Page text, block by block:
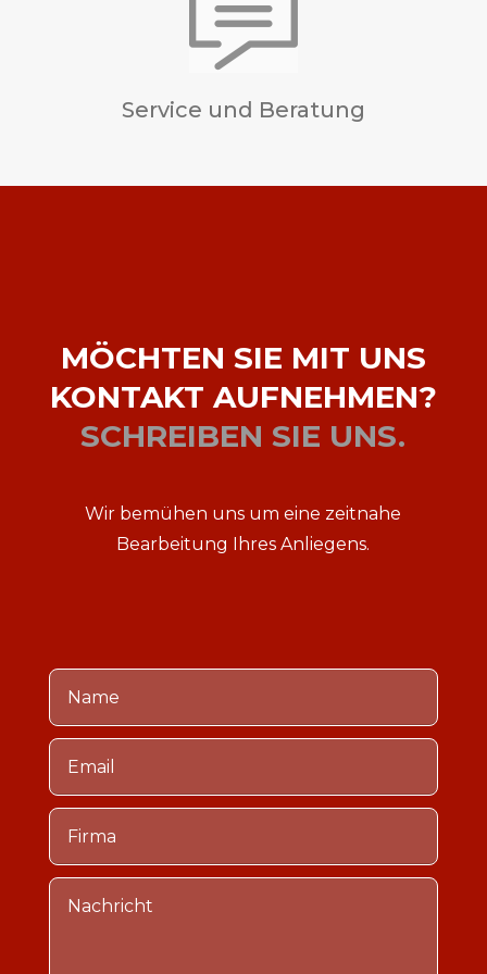
Service und Beratung
MÖCHTEN SIE MIT UNS
KONTAKT AUFNEHMEN?
SCHREIBEN SIE UNS.
Wir bemühen uns um eine zeitnahe
Bearbeitung Ihres Anliegens.